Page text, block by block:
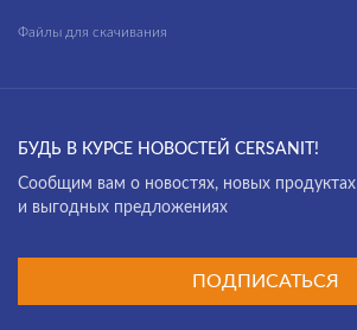
Файлы для скачивания
БУДЬ В КУРСЕ НОВОСТЕЙ CERSANIT!
Cообщим вам о новостях, новых продуктах
и выгодных предложениях
ПОДПИСАТЬСЯ